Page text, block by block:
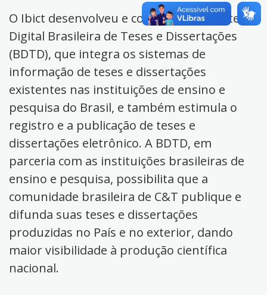
O Ibict desenvolveu e coordena a Biblioteca
Digital Brasileira de Teses e Dissertações
(BDTD), que integra os sistemas de
informação de teses e dissertações
existentes nas instituições de ensino e
pesquisa do Brasil, e também estimula o
registro e a publicação de teses e
dissertações eletrônico. A BDTD, em
parceria com as instituições brasileiras de
ensino e pesquisa, possibilita que a
comunidade brasileira de C&T publique e
difunda suas teses e dissertações
produzidas no País e no exterior, dando
maior visibilidade à produção científica
nacional.